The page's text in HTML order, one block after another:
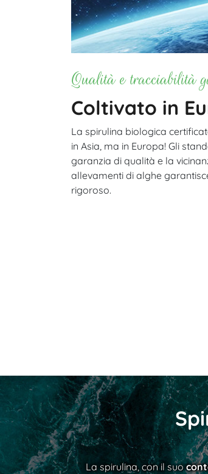
Qualità e tracciabilità
Coltivato in
La spirulina biologica
in Asia, ma in Europa! Gli
garanzia di qualità e la
allevamenti di alghe
rigoroso.
La spirulina, con il suo